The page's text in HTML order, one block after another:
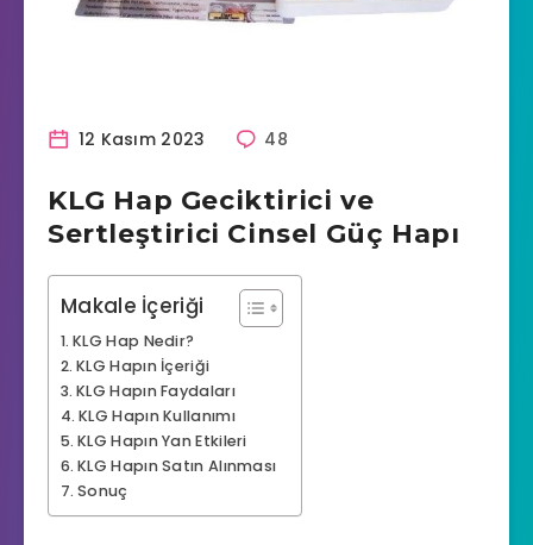
12 Kasım 2023 48
KLG Hap Geciktirici ve
Sertleştirici Cinsel Güç Hapı
Makale İçeriği
KLG Hap Nedir?
KLG Hapın İçeriği
KLG Hapın Faydaları
KLG Hapın Kullanımı
KLG Hapın Yan Etkileri
KLG Hapın Satın Alınması
Sonuç